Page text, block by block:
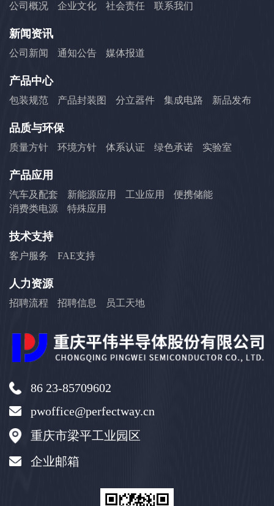
公司概况 企业文化 社会责任 联系我们
新闻资讯
公司新闻 通知公告 媒体报道
产品中心
包装规范 产品封装图 分立器件 集成电路 新品发布
品质与环保
质量方针 环境方针 体系认证 绿色承诺 实验室
产品应用
汽车及配套 新能源应用 工业应用
便携储能
消费类电源
特殊应用
技术支持
客户服务 FAE支持
人力资源
招聘流程 招聘信息 员工天地
86 23-85709602
pwoffice@perfectway.cn
重庆市梁平工业园区
企业邮箱